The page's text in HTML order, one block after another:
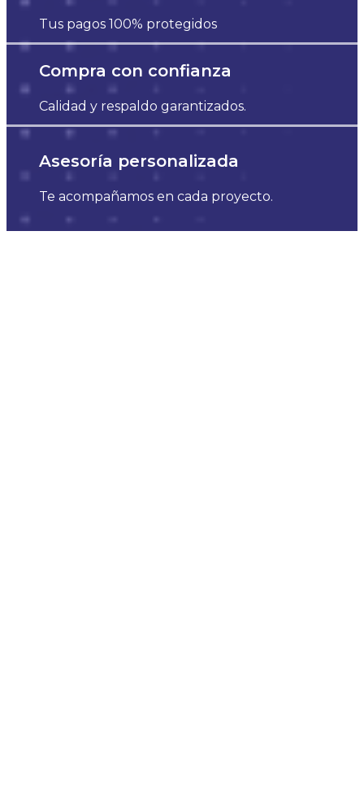
Tus pagos 100% protegidos
Compra con confianza
Calidad y respaldo garantizados.
Asesoría personalizada
Te acompañamos en cada proyecto.